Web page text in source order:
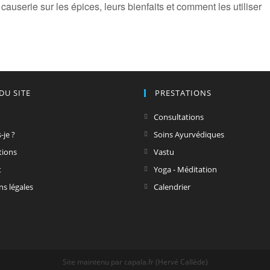
causerie sur les épices, leurs bienfaits et comment les utiliser
SITE
je ?
légales
PRESTATIONS
Consultations
Soins Ayurvédiques
Vastu
Yoga - Méditation
Calendrier
Site maintenu par capala.fr (Hervé Callède)